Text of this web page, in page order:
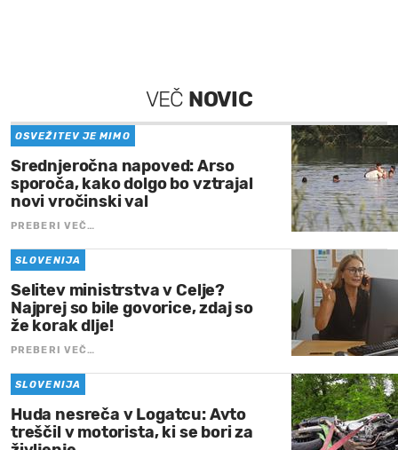
VEČ NOVIC
OSVEŽITEV JE MIMO
Srednjeročna napoved: Arso
sporoča, kako dolgo bo vztrajal
novi vročinski val
PREBERI VEČ…
SLOVENIJA
Selitev ministrstva v Celje?
Najprej so bile govorice, zdaj so
že korak dlje!
PREBERI VEČ…
SLOVENIJA
Huda nesreča v Logatcu: Avto
treščil v motorista, ki se bori za